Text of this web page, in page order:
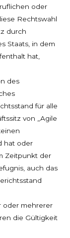
oder
Rechtswahl
durch
Staats, in dem
hat,
des
für alle
von „Agile
hat oder
Zeitpunkt der
auch das
oder mehrerer
die Gültigkeit